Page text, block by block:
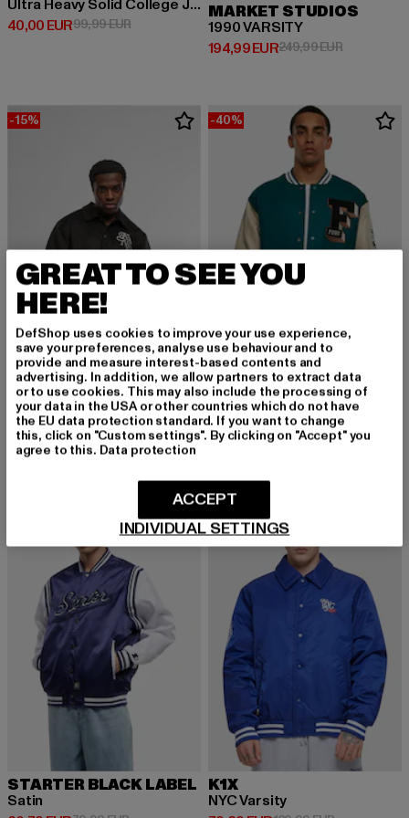
Ultra Heavy Solid College Jacket
40,00 EUR
Derzeitiger Preis: 40,00 EUR
99,99 EURAktionspreis: 99,99 EUR
MARKET STUDIOS
1990 VARSITY
194,99 EUR
Derzeitiger Preis: 194,99 EUR
249,99 EUR
-15%
KARL KANI
Kani Legacy Faux Suede Bowling Jacket
93,49 EUR
Derzeitiger Preis: 93,49 EUR
109,99 EURAktionspreis: 109,99 EUR
-40%
FUBU
101,99 EUR
Derzeitiger Preis: 101,99 EUR
169,99 EUR
STARTER BLACK LABEL
Satin
-39%
K1X
NYC Varsity
GREAT TO SEE YOU
HERE!
DefShop uses cookies to improve your use experience,
save your preferences, analyse use behaviour and to
provide and measure interest-based contents and
advertising. In addition, we allow partners to extract data
or to use cookies. This may also include the processing of
your data in the USA or other countries which do not have
the EU data protection standard. If you want to change
this, click on "Custom settings". By clicking on "Accept" you
agree to this. Data protection
INDIVIDUAL SETTINGS
ACCEPT